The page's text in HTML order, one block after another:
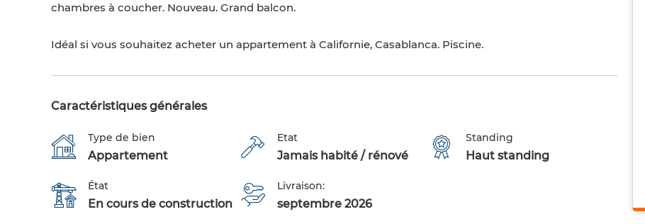
chambres à coucher. Nouveau. Grand balcon.
Idéal si vous souhaitez acheter un appartement à Californie, Casablanca. Piscine.
Caractéristiques générales
Type de bien
Appartement
Etat
Jamais habité / rénové
Standing
Haut standing
État
En cours de construction
Livraison:
septembre 2026